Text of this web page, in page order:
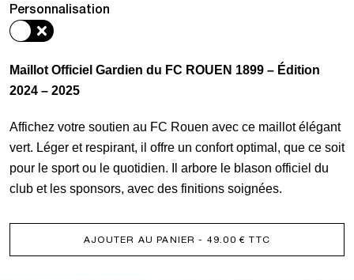
Personnalisation
Maillot Officiel Gardien du FC ROUEN 1899 – Édition
2024 – 2025
Affichez votre soutien au FC Rouen avec ce maillot élégant
vert. Léger et respirant, il offre un confort optimal, que ce soit
pour le sport ou le quotidien. Il arbore le blason officiel du
club et les sponsors, avec des finitions soignées.
AJOUTER AU PANIER - 49.00 € TTC